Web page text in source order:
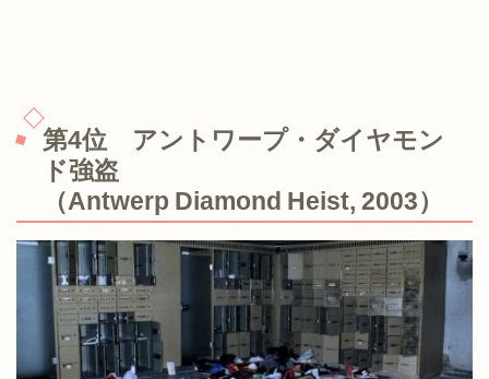
第4位 アントワープ・ダイヤモン
ド強盗
（Antwerp Diamond Heist, 2003）